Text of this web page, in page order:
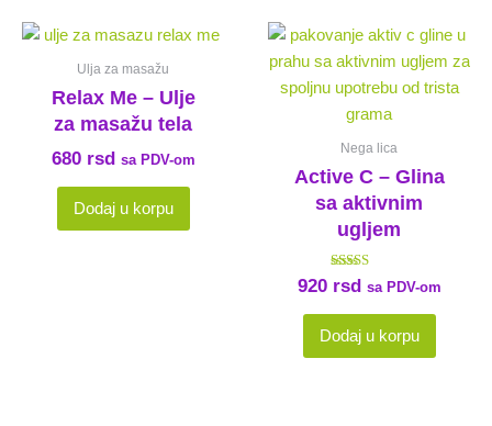
Ulja za masažu
Relax Me – Ulje
za masažu tela
680 rsd sa PDV-om
Dodaj u korpu
Nega lica
Active C – Glina
sa aktivnim
ugljem
Ocenjeno sa
5.00
od 5
920 rsd sa PDV-om
Dodaj u korpu